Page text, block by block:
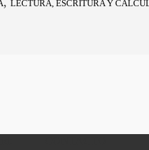
LECTURA, ESCRITURA Y